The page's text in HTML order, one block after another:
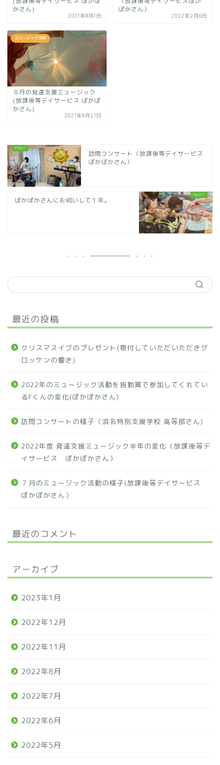
かさん)
2021年8月1日
ぽかさん）
2022年2月6日
ミュージック活動
８月の発達支援ミュージック
(放課後等デイサービス ぽかぽ
かさん)
2021年8月21日
訪問コンサート（放課後等デイサービス
ぽかぽかさん）
ぽかぽかさんにお伺いして１年。
最近の投稿
クリスマスイブのプレゼント(寄付していただいただきグ
ロッケンの響き)
2022年のミュージック活動を皆勤賞で参加してくれてい
るFくんの変化(ぽかぽかさん)
訪問コンサートの様子（浜名特別支援学校 高等部さん)
2022年度 発達支援ミュージック半年の変化（放課後等デ
イサービス ぽかぽかさん）
７月のミュージック活動の様子(放課後等デイサービス
ぽかぽかさん）
最近のコメント
アーカイブ
2023年1月
2022年12月
2022年11月
2022年8月
2022年7月
2022年6月
2022年5月